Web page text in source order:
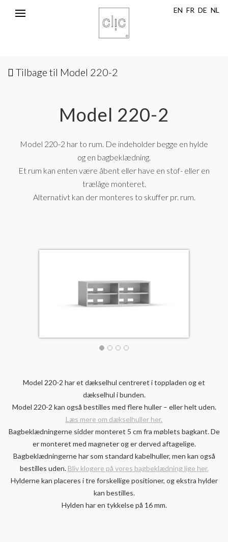
Toggle
EN FR DE NL
Tilbage til Model 220-2
Model 220-2
Model 220-2 har to rum. De indeholder begge en hylde
og en bagbeklædning.
Et rum kan enten være åbent eller have en stof- eller en
trælåge monteret.
Alternativt kan der monteres to skuffer pr. rum.
Model 220-2 har et dækselhul centreret i toppladen og et
dækselhul i bunden.
Model 220-2 kan også bestilles med flere huller – eller helt uden.
Læs mere om dækselhuller her.
Bagbeklædningerne sidder monteret 5 cm fra møblets bagkant. De
er monteret med magneter og er derved aftagelige.
Bagbeklædningerne har som standard kabelhuller, men kan også
bestilles uden. Bliv klogere på vores bagbeklædning lige her.
Hylderne kan placeres i tre forskellige positioner, og ekstra hylder
kan bestilles.
Hylden har en tykkelse på 16 mm.